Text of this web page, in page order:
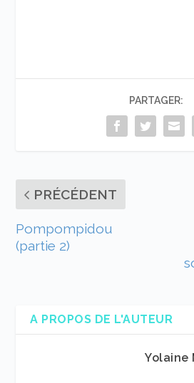
PARTAGER:
PRÉCÉDENT
Pompompidou
(partie 2)
A PROPOS DE L'AUTEUR
Yolaine